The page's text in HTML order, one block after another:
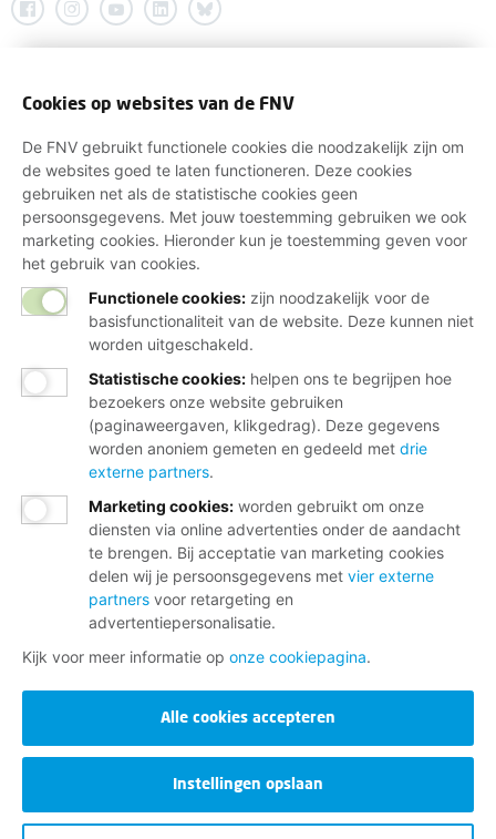
Cookies op websites van de FNV
De FNV gebruikt functionele cookies die noodzakelijk zijn om
de websites goed te laten functioneren. Deze cookies
gebruiken net als de statistische cookies geen
persoonsgegevens. Met jouw toestemming gebruiken we ook
marketing cookies. Hieronder kun je toestemming geven voor
het gebruik van cookies.
Functionele cookies: zijn noodzakelijk voor de
basisfunctionaliteit van de website. Deze kunnen niet
worden uitgeschakeld.
Statistische cookies: helpen ons te begrijpen hoe
bezoekers onze website gebruiken
(paginaweergaven, klikgedrag). Deze gegevens
worden anoniem gemeten en gedeeld met drie
externe partners.
Marketing cookies: worden gebruikt om onze
diensten via online advertenties onder de aandacht
te brengen. Bij acceptatie van marketing cookies
delen wij je persoonsgegevens met vier externe
partners voor retargeting en
advertentiepersonalisatie.
Kijk voor meer informatie op onze cookiepagina.
Alle cookies accepteren
Instellingen opslaan